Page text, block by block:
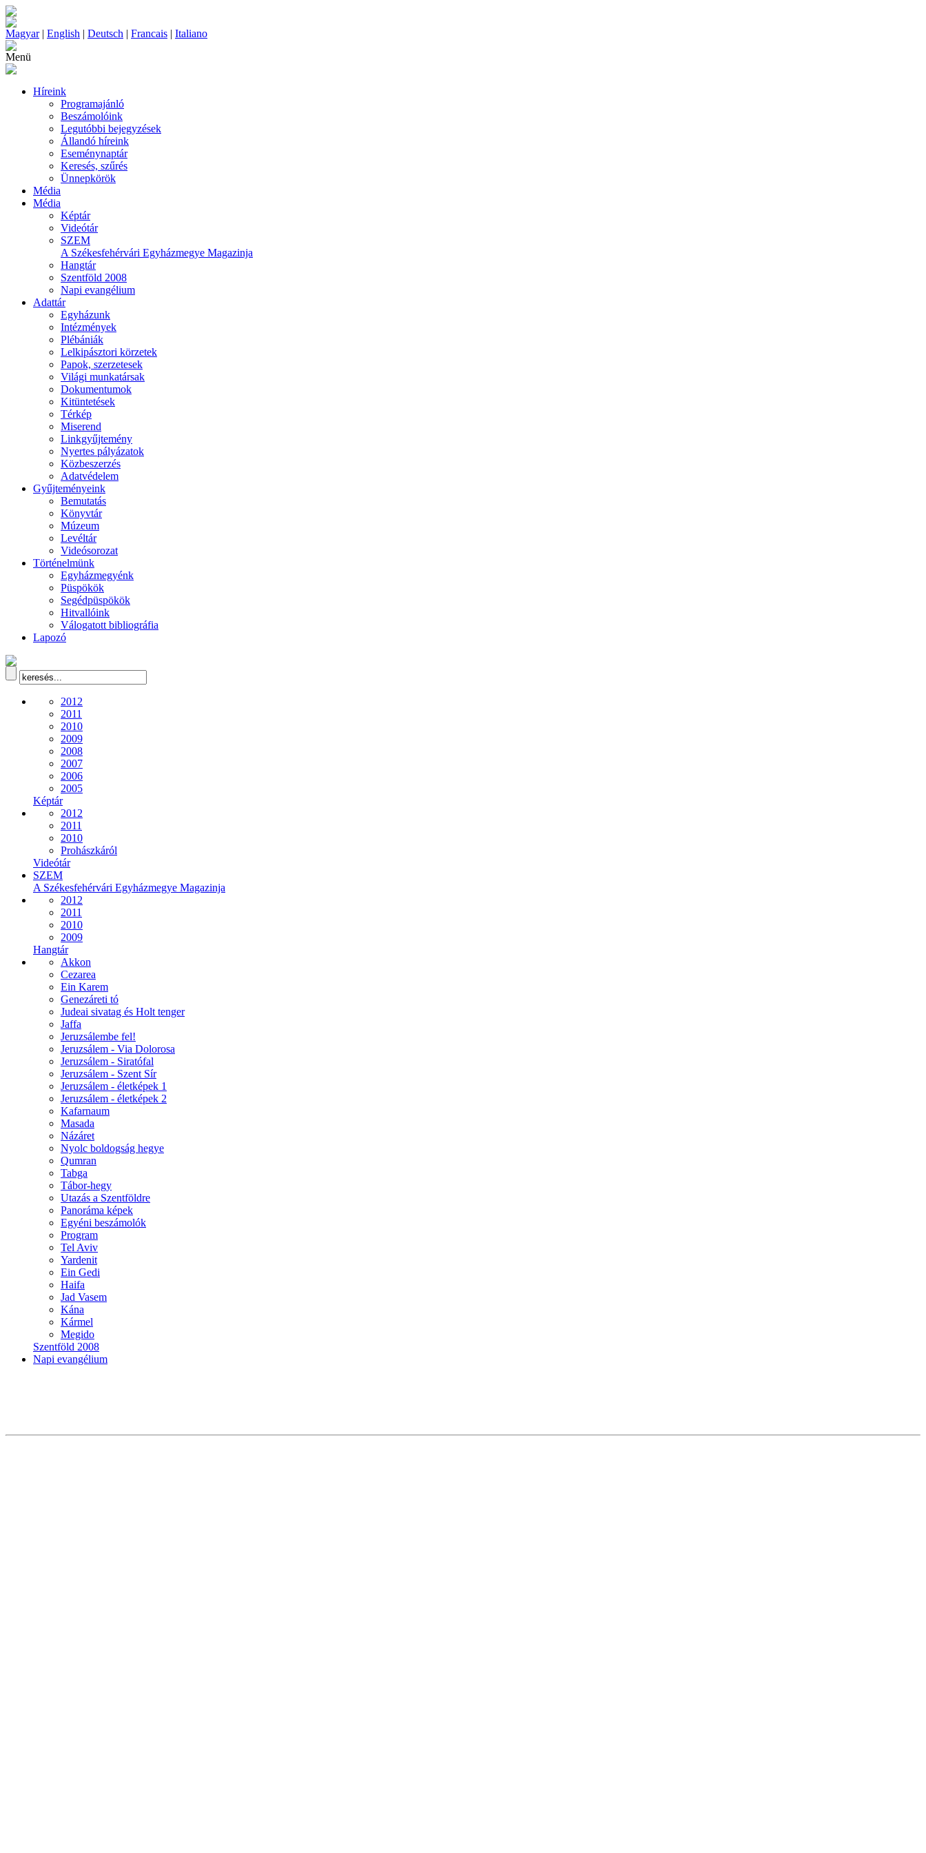
Magyar| English | Deutsch | Francais | Italiano
Menü
Híreink
Programajánló
Beszámolóink
Legutóbbi bejegyzések
Állandó híreink
Eseménynaptár
Keresés, szűrés
Ünnepkörök
Média
Média
Képtár
Videótár
SZEM
A Székesfehérvári Egyházmegye Magazinja
Hangtár
Szentföld 2008
Napi evangélium
Adattár
Egyházunk
Intézmények
Plébániák
Lelkipásztori körzetek
Papok, szerzetesek
Világi munkatársak
Dokumentumok
Kitüntetések
Térkép
Miserend
Linkgyűjtemény
Nyertes pályázatok
Közbeszerzés
Adatvédelem
Gyűjteményeink
Bemutatás
Könyvtár
Múzeum
Levéltár
Videósorozat
Történelmünk
Egyházmegyénk
Püspökök
Segédpüspökök
Hitvallóink
Válogatott bibliográfia
Lapozó
2012
2011
2010
2009
2008
2007
2006
2005
Képtár
2012
2011
2010
Prohászkáról
Videótár
SZEM
A Székesfehérvári Egyházmegye Magazinja
2012
2011
2010
2009
Hangtár
Akkon
Cezarea
Ein Karem
Genezáreti tó
Judeai sivatag és Holt tenger
Jaffa
Jeruzsálembe fel!
Jeruzsálem - Via Dolorosa
Jeruzsálem - Siratófal
Jeruzsálem - Szent Sír
Jeruzsálem - életképek 1
Jeruzsálem - életképek 2
Kafarnaum
Masada
Názáret
Nyolc boldogság hegye
Qumran
Tabga
Tábor-hegy
Utazás a Szentföldre
Panoráma képek
Egyéni beszámolók
Program
Tel Aviv
Yardenit
Ein Gedi
Haifa
Jad Vasem
Kána
Kármel
Megido
Szentföld 2008
Napi evangélium